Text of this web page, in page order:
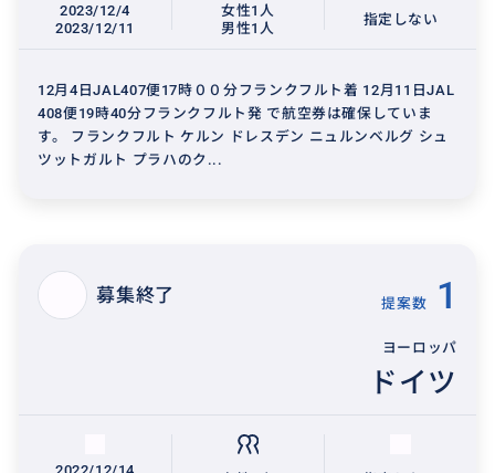
2023/12/4
2023/12/11
女性1人
男性1人
指定しない
12月4日JAL407便17時００分フランクフルト着 12月11日JAL
408便19時40分フランクフルト発 で航空券は確保していま
す。 フランクフルト ケルン ドレスデン ニュルンベルグ シュ
ツットガルト プラハのク...
募集終了 提案数 1
ヨーロッパ
ドイツ